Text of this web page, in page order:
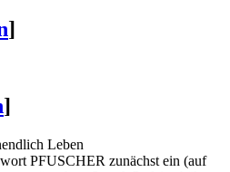
]
]
Leben
PFUSCHER zunächst ein (auf